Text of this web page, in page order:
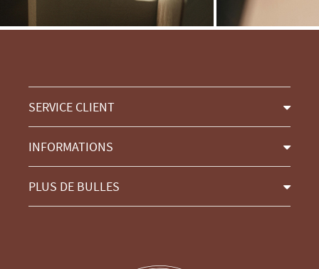
SERVICE CLIENT
INFORMATIONS
PLUS DE BULLES